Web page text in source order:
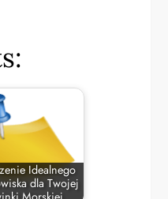
Idealnego
dla Twojej